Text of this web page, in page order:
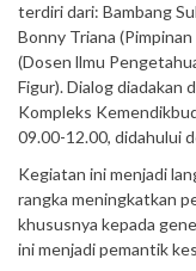
terdiri dari: Bambang
Bonny Triana
(Dosen llmu
Figur). Dialog diadakan
Kompleks
09.00-12.00, didahului
Kegiatan ini menjadi
rangka meningkatkan
khususnya kepada
ini menjadi pemantik